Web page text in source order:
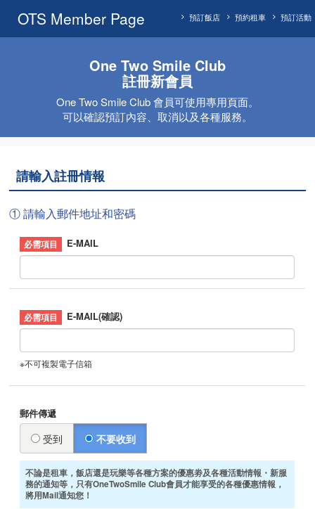
OTS Member Page 預訂活動
預約租車
預訂飯店
One Two Smile Club
註冊新會員
One Two Smile Club 會員可使用專用頁面。
可以確認預訂內容、取消以及各種服務。
請輸入註冊情報
① 請輸入郵件地址和密碼
E-MAIL
E-MAIL(確認)
※不可複製電子信箱
郵件傳遞
受到 不要收到
不論是租車，飯店還是玩樂等各種方案的優惠劵及各種活動情報・新服
務的通知等，只有OneTwoSmile Club會員才能享受的各種優惠情報，
將用Mail通知您！